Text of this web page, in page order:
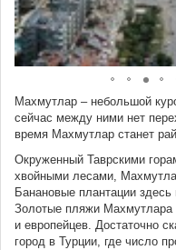
Махмутлар – небольшой
сейчас между ними нет
время Махмутлар станет
Окруженный Таврскими
хвойными лесами,
Банановые плантации
Золотые пляжи Махмутлара
и европейцев. Достаточно
город в Турции, где число